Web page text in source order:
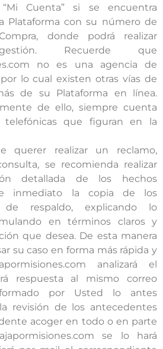
Cuenta” si se encuentra
Plataforma con su número de
donde podrá realizar
Recuerde que
no es una agencia de
lo cual existen otras vías de
de su Plataforma en línea.
de ello, siempre cuenta
telefónicas que figuran en la
querer realizar un reclamo,
se recomienda realizar
detallada de los hechos
inmediato la copia de los
de respaldo, explicando lo
en términos claros y
que desea. De esta manera
su caso en forma más rápida y
analizará el
respuesta al mismo correo
por Usted lo antes
revisión de los antecedentes
acoger en todo o en parte
se lo hará